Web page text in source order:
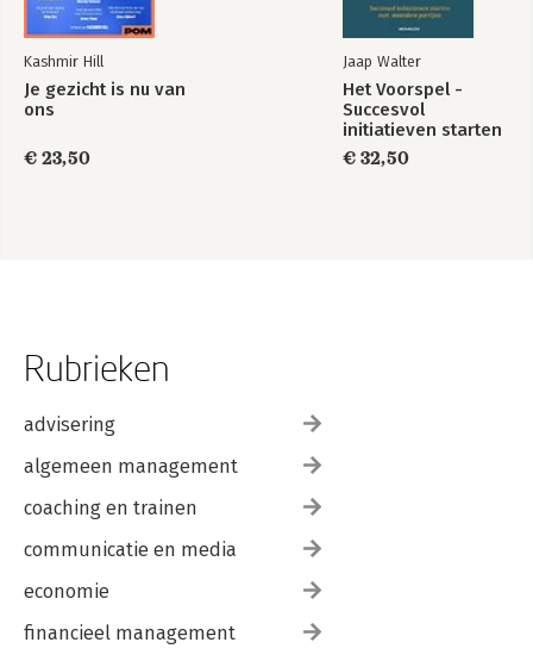
Inleiding 197
Meer over de transformerarchitectuur 197
Het brein van moderne machine learning: neurale netwerken
Uitbreiding op de technieken voor modeltraining 206
Kashmir Hill
Je gezicht is nu van
ons
€ 23,50
Jaap Walter
Het Voorspel -
Succesvol
initiatieven starten
met meerdere
partijen
€ 32,50
Rubrieken
advisering
algemeen management
coaching en trainen
communicatie en media
economie
financieel management